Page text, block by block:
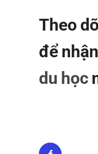
Theo
để
du học